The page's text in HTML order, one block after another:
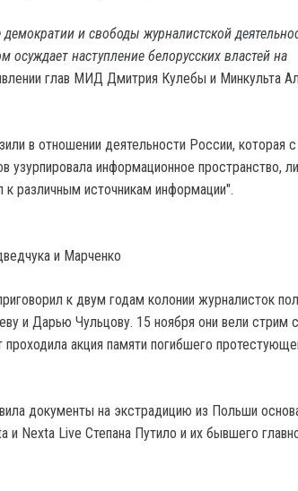
и свободы журналистской
наступление белорусских властей на
глав МИД Дмитрия Кулебы и Минкульта
в отношении деятельности России, которая с
узурпировала информационное пространство,
различным источникам информации".
и Марченко
к двум годам колонии журналисток
и Дарью Чульцову. 15 ноября они вели стрим с
акция памяти погибшего
документы на экстрадицию из Польши
и Nexta Live Степана Путило и их бывшего